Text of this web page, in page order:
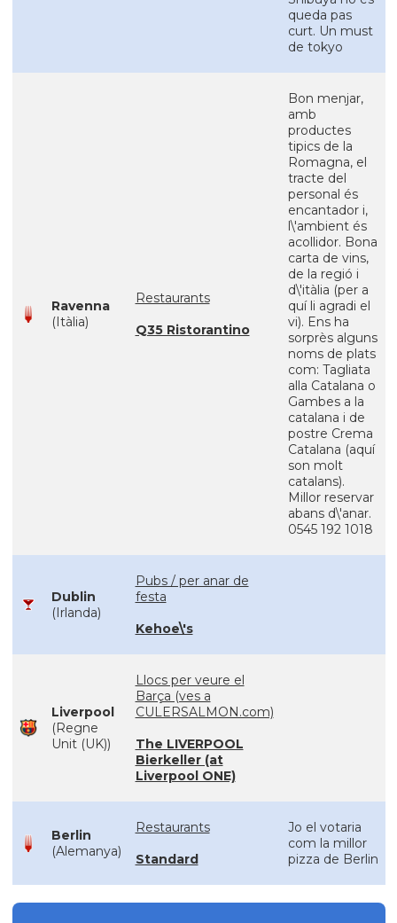
queda pas
curt. Un must
de tokyo
Ravenna
(Itàlia)
Restaurants
Q35 Ristorantino
Bon menjar,
amb
productes
tipics de la
Romagna, el
tracte del
personal és
encantador i,
l\'ambient és
acollidor. Bona
carta de vins,
de la regió i
d\'itàlia (per a
quí li agradi el
vi). Ens ha
sorprès alguns
noms de plats
com: Tagliata
alla Catalana o
Gambes a la
catalana i de
postre Crema
Catalana (aquí
son molt
catalans).
Millor reservar
abans d\'anar.
0545 192 1018
Dublin
(Irlanda)
Pubs / per anar de
festa
Kehoe\'s
Liverpool
(Regne
Unit (UK))
Llocs per veure el
Barça (ves a
CULERSALMON.com)
The LIVERPOOL
Bierkeller (at
Liverpool ONE)
Berlin
(Alemanya)
Restaurants
Standard
Jo el votaria
com la millor
pizza de Berlin